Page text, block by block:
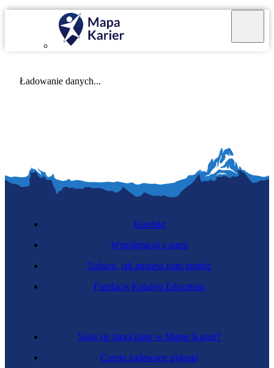
Ładowanie danych...
Skąd się biorą dane w Mapie Karier?
Często zadawane pytania
Kontakt
Współpracuj z nami
Zobacz, jak możesz nam pomóc
Fundacja Katalyst Education